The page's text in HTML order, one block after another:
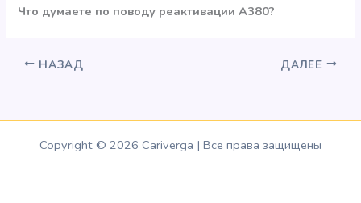
Что думаете по поводу реактивации А380?
НАЗАД ДАЛЕЕ
Copyright © 2026 Cariverga | Все права защищены